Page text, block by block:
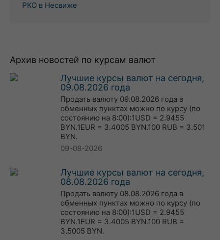
РКО в Несвиже
Архив новостей по курсам валют
Лучшие курсы валют на сегодня,
09.08.2026 года
Продать валюту 09.08.2026 года в
обменных пунктах можно по курсу (по
состоянию на 8:00):1USD = 2.9455
BYN.1EUR = 3.4005 BYN.100 RUB = 3.501
BYN.
09-08-2026
Лучшие курсы валют на сегодня,
08.08.2026 года
Продать валюту 08.08.2026 года в
обменных пунктах можно по курсу (по
состоянию на 8:00):1USD = 2.9455
BYN.1EUR = 3.4005 BYN.100 RUB =
3.5005 BYN.